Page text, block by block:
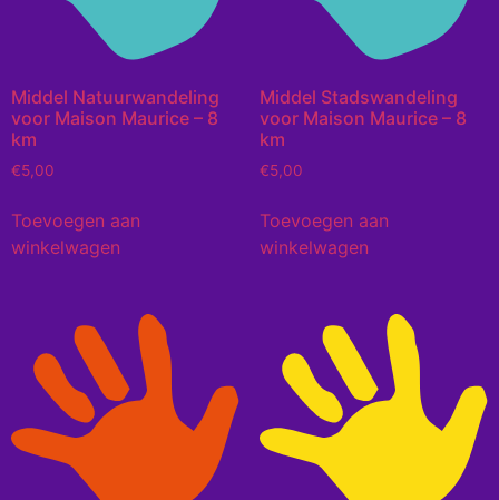
Middel Natuurwandeling
voor Maison Maurice – 8
km
€5,00
Toevoegen aan
winkelwagen
Middel Stadswandeling
voor Maison Maurice – 8
km
€5,00
Toevoegen aan
winkelwagen